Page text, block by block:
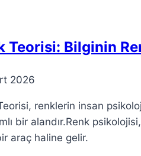
Teorisi: Bilginin
2026
renklerin insan
bir alandır.Renk
araç haline gelir.